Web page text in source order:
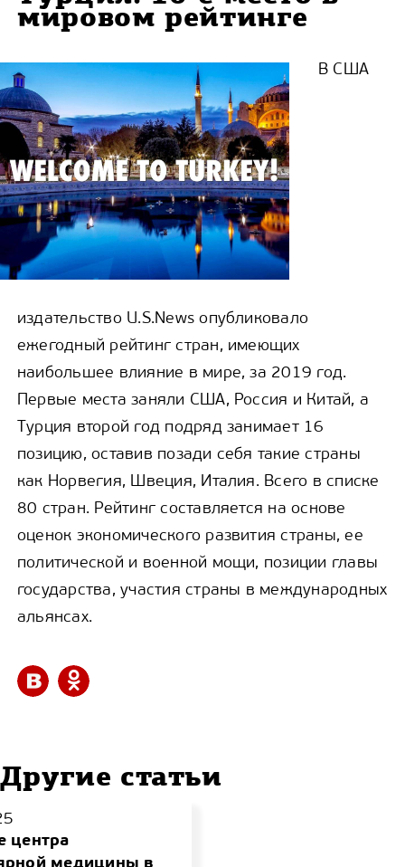
мировом рейтинге
В США
издательство U.S.News опубликовало
ежегодный рейтинг стран, имеющих
наибольшее влияние в мире, за 2019 год.
Первые места заняли США, Россия и Китай, а
Турция второй год подряд занимает 16
позицию, оставив позади себя такие страны
как Норвегия, Швеция, Италия. Всего в списке
80 стран. Рейтинг составляется на основе
оценок экономического развития страны, ее
политической и военной мощи, позиции главы
государства, участия страны в международных
альянсах.
Другие статьи
центра
медицины в